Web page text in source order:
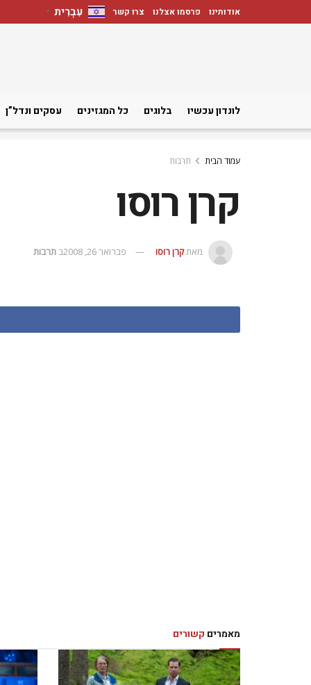
אודותינו פרסמו אצלנו צרו קשר עִבְרִית ▼
לונדון עכשיו בלוגים כל המגזינים עסקים ונדל”ן
עמוד הבית תרבות
קרן רוסו
מאתקרן רוסו פברואר 26, 2008 ב תרבות
מאמרים קשורים